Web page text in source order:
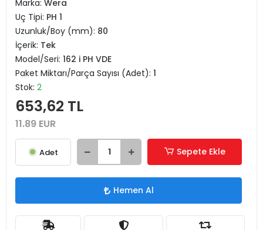
Marka: Wera
Uç Tipi: PH 1
Uzunluk/Boy (mm): 80
İçerik: Tek
Model/Seri: 162 i PH VDE
Paket Miktarı/Parça Sayısı (Adet): 1
Stok: 2
653,62 TL
11.89 EUR
Adet Sepete Ekle
Hemen Al